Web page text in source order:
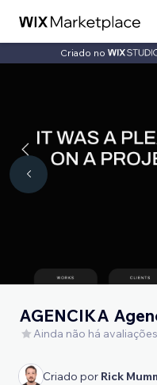
Criado no
AGENCIKA
Ainda não há avaliações
Criado por Rick